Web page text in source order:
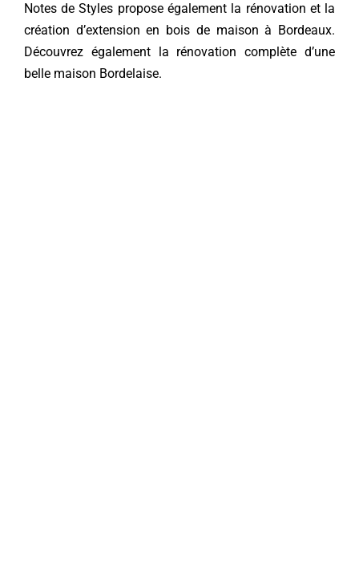
Notes de Styles propose également la rénovation et la
création d’extension en bois de maison à Bordeaux.
Découvrez également la rénovation complète d’une
belle maison Bordelaise.